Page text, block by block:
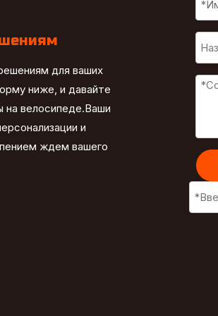
для ваших
ниже, и давайте
на велосипеде.Ваши
и
ждем вашего